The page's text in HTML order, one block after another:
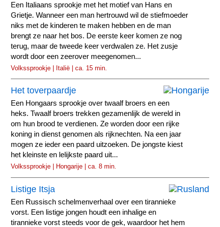
Een Italiaans sprookje met het motief van Hans en
Grietje. Wanneer een man hertrouwd wil de stiefmoeder
niks met de kinderen te maken hebben en de man
brengt ze naar het bos. De eerste keer komen ze nog
terug, maar de tweede keer verdwalen ze. Het zusje
wordt door een zeerover meegenomen...
Volkssprookje | Italië | ca. 15 min.
Het toverpaardje
Een Hongaars sprookje over twaalf broers en een
heks. Twaalf broers trekken gezamenlijk de wereld in
om hun brood te verdienen. Ze worden door een rijke
koning in dienst genomen als rijknechten. Na een jaar
mogen ze ieder een paard uitzoeken. De jongste kiest
het kleinste en lelijkste paard uit...
Volkssprookje | Hongarije | ca. 8 min.
Listige Itsja
Een Russisch schelmenverhaal over een tirannieke
vorst. Een listige jongen houdt een inhalige en
tirannieke vorst steeds voor de gek, waardoor het hem